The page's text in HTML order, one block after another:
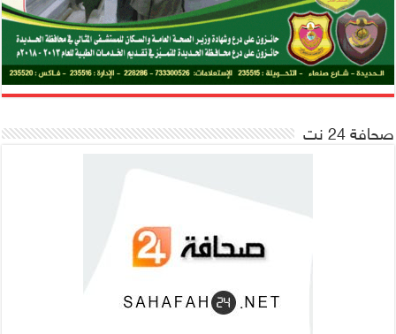
صحافة 24 نت